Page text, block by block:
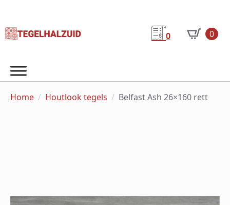
0 0
Home Houtlook tegels Belfast Ash 26×160 rett